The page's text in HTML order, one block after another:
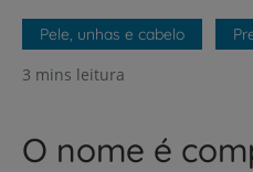
Pele, unhas e cabelo
3 mins leitura
O nome é